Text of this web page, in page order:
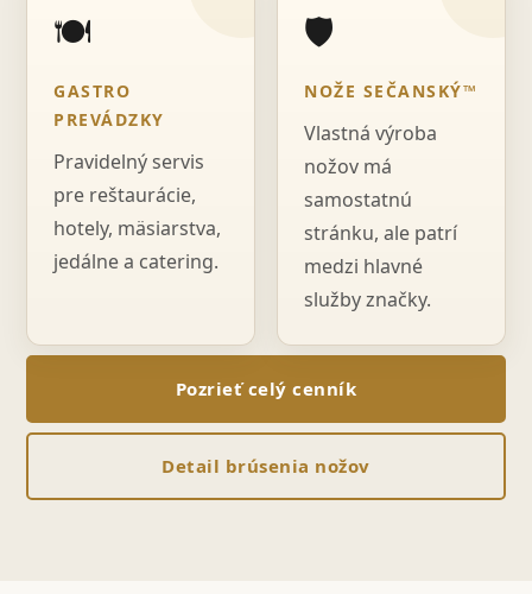
🍽️
GASTRO
PREVÁDZKY
Pravidelný servis
pre reštaurácie,
hotely, mäsiarstva,
jedálne a catering.
🛡️
NOŽE SEČANSKÝ™
Vlastná výroba
nožov má
samostatnú
stránku, ale patrí
medzi hlavné
služby značky.
Pozrieť celý cenník
Detail brúsenia nožov